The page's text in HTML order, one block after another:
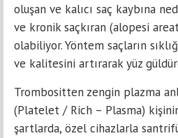
oluşan ve kalıcı saç kaybına
ve kronik saçkıran (alopesi
olabiliyor. Yöntem saçların
ve kalitesini artırarak yüz
Trombositten zengin plazma
(Platelet / Rich – Plasma)
şartlarda, özel cihazlarla